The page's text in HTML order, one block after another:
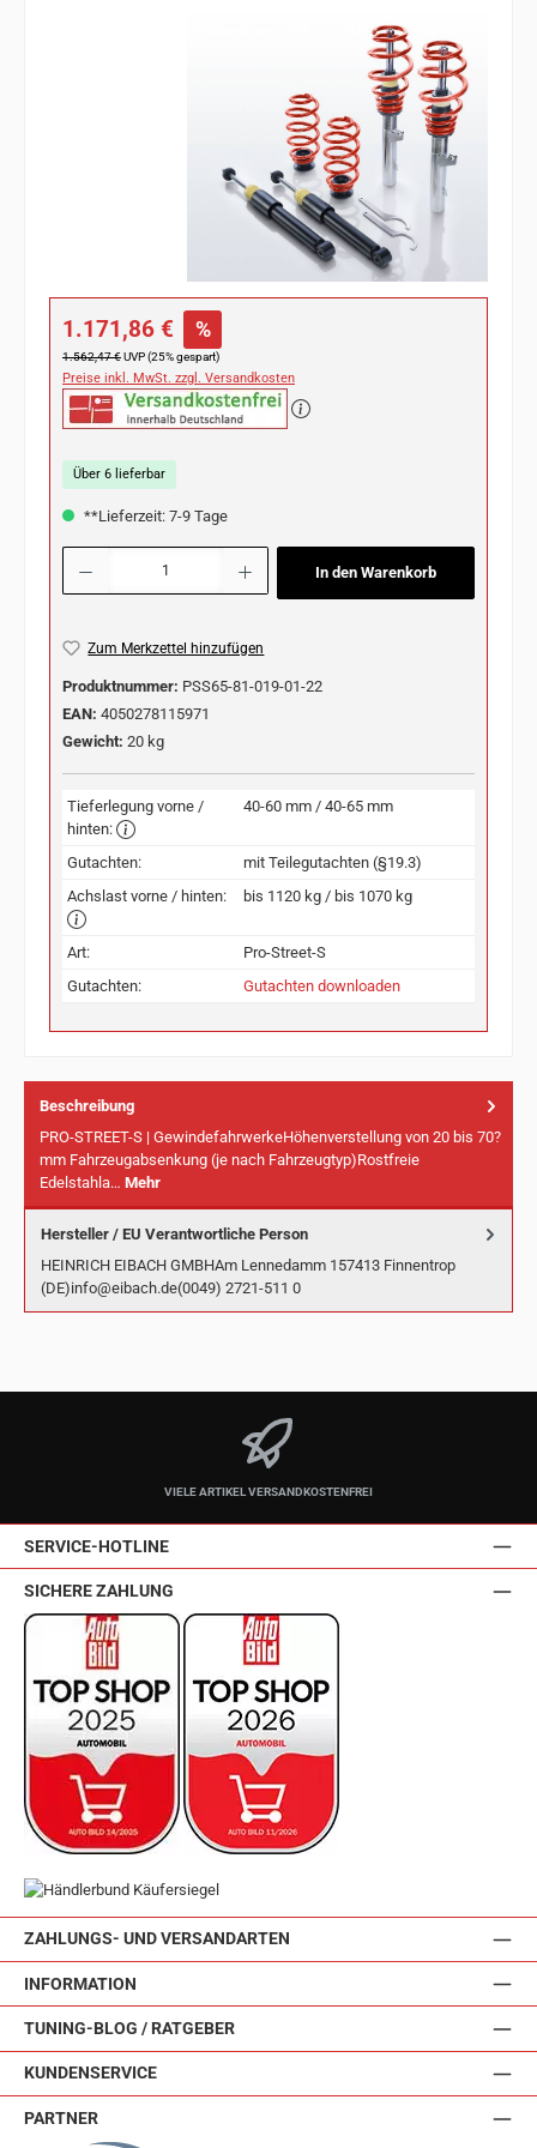
Verkaufspreis:
1.171,86 € %
Regulärer Preis:
1.562,47 €UVP (25% gespart)
Preise inkl. MwSt. zzgl. Versandkosten
Über 6 lieferbar
**Lieferzeit: 7-9 Tage
Produkt Anzahl: Gib den gewünschten Wert ein oder benutze die Schaltflächen
In den Warenkorb
Zum Merkzettel hinzufügen
Produktnummer: PSS65-81-019-01-22
EAN: 4050278115971
Gewicht: 20 kg
Tieferlegung vorne /
hinten:
40-60 mm / 40-65 mm
Gutachten:
mit Teilegutachten (§19.3)
Achslast vorne / hinten:
bis 1120 kg / bis 1070 kg
Art:
Pro-Street-S
Gutachten:
Gutachten downloaden
Beschreibung
PRO-STREET-S | GewindefahrwerkeHöhenverstellung von 20 bis 70?
mm Fahrzeugabsenkung (je nach Fahrzeugtyp)Rostfreie
Edelstahla… Mehr
Hersteller / EU Verantwortliche Person
HEINRICH EIBACH GMBHAm Lennedamm 157413 Finnentrop
(DE)info@eibach.de(0049) 2721-511 0
VIELE ARTIKEL VERSANDKOSTENFREI
SERVICE-HOTLINE
ZAHLUNGS- UND VERSANDARTEN
INFORMATION
TUNING-BLOG / RATGEBER
KUNDENSERVICE
SICHERE ZAHLUNG
PARTNER